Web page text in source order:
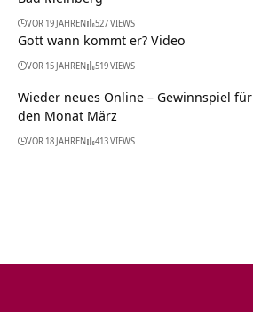
VOR 19 JAHREN 527 VIEWS
Gott wann kommt er? Video
VOR 15 JAHREN 519 VIEWS
Wieder neues Online – Gewinnspiel für
den Monat März
VOR 18 JAHREN 413 VIEWS